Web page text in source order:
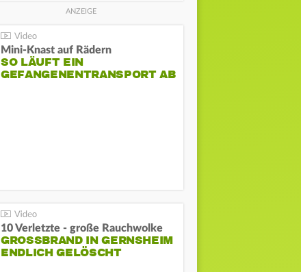
Mini-Knast auf Rädern
SO LÄUFT EIN
GEFANGENENTRANSPORT AB
10 Verletzte - große Rauchwolke
GROSSBRAND IN GERNSHEIM E
NDLICH GELÖSCHT